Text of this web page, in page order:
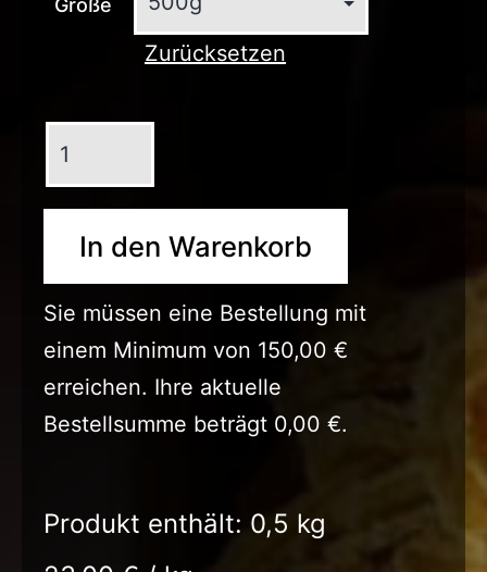
Zurücksetzen
Schalen
kandiert
-
geschwefelt
In den Warenkorb
Sie müssen eine Bestellung mit
einem Minimum von 150,00 €
erreichen. Ihre aktuelle
Bestellsumme beträgt 0,00 €.
Produkt enthält: 0,5 kg